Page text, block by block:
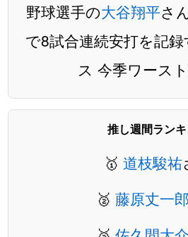
野球選手の大谷翔平さ
で8試合連続安打を記
ス 今季ワース
推し週間ラン
🥇 道枝駿祐
🥈 藤原丈一郎